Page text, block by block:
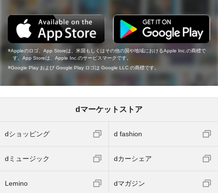
Appleのロゴ、App Storeは、米国もしくはその他の国や地域におけるApple Inc.の商標で
す。App Storeは、Apple Inc.のサービスマークです。
Google Play および Google Play ロゴは Google LLC の商標です。
dマーケットストア
dショッピング d fashion
dミュージック dカーシェア
Lemino dマガジン